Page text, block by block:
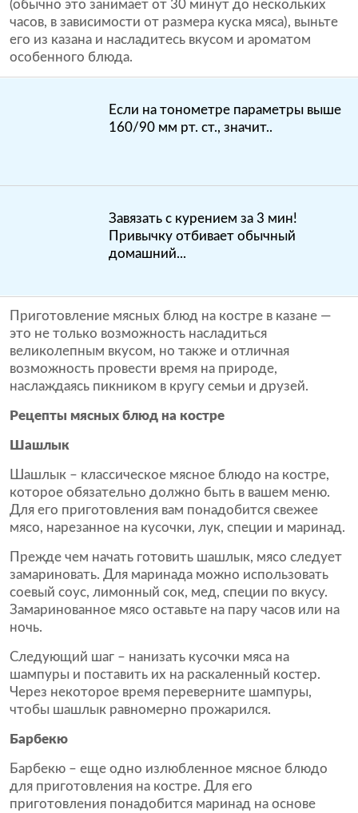
(обычно это занимает от 30 минут до нескольких
часов, в зависимости от размера куска мяса), выньте
его из казана и насладитесь вкусом и ароматом
особенного блюда.
Если на тонометре параметры выше
160/90 мм рт. ст., значит..
Завязать с курением за 3 мин!
Привычку отбивает обычный
домашний...
Приготовление мясных блюд на костре в казане —
это не только возможность насладиться
великолепным вкусом, но также и отличная
возможность провести время на природе,
наслаждаясь пикником в кругу семьи и друзей.
Рецепты мясных блюд на костре
Шашлык
Шашлык – классическое мясное блюдо на костре,
которое обязательно должно быть в вашем меню.
Для его приготовления вам понадобится свежее
мясо, нарезанное на кусочки, лук, специи и маринад.
Прежде чем начать готовить шашлык, мясо следует
замариновать. Для маринада можно использовать
соевый соус, лимонный сок, мед, специи по вкусу.
Замаринованное мясо оставьте на пару часов или на
ночь.
Следующий шаг – нанизать кусочки мяса на
шампуры и поставить их на раскаленный костер.
Через некоторое время переверните шампуры,
чтобы шашлык равномерно прожарился.
Барбекю
Барбекю – еще одно излюбленное мясное блюдо
для приготовления на костре. Для его
приготовления понадобится маринад на основе